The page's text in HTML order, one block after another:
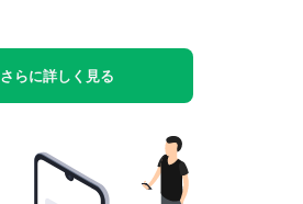
さらに詳しく見る